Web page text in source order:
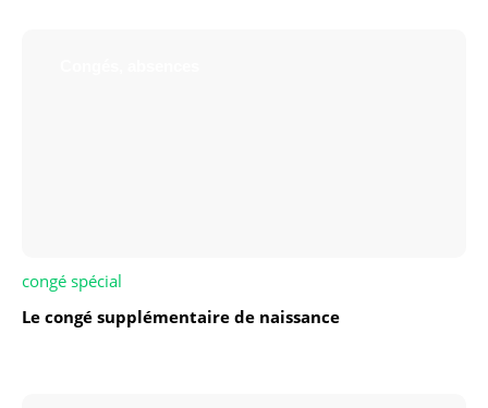
congé spécial
Le congé supplémentaire de naissance